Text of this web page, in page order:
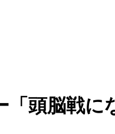
「頭脳戦に